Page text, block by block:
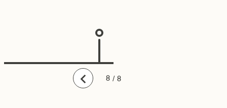
Bakåt 1
2
3
4
5
6
7
8 / 8